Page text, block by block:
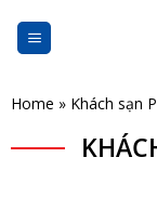
Home » Khách sạn